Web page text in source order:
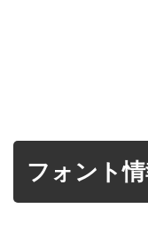
フォント